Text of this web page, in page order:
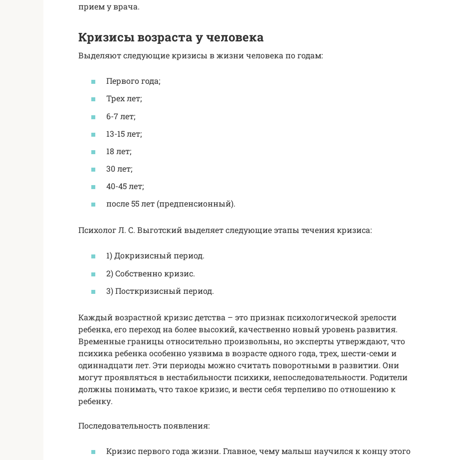
прием у врача.
Кризисы возраста у человека
Выделяют следующие кризисы в жизни человека по годам:
Первого года;
Трех лет;
6-7 лет;
13-15 лет;
18 лет;
30 лет;
40-45 лет;
после 55 лет (предпенсионный).
Психолог Л. С. Выготский выделяет следующие этапы течения кризиса:
1) Докризисный период.
2) Собственно кризис.
3) Посткризисный период.
Каждый возрастной кризис детства – это признак психологической зрелости
ребенка, его переход на более высокий, качественно новый уровень развития.
Временные границы относительно произвольны, но эксперты утверждают, что
психика ребенка особенно уязвима в возрасте одного года, трех, шести-семи и
одиннадцати лет. Эти периоды можно считать поворотными в развитии. Они
могут проявляться в нестабильности психики, непоследовательности. Родители
должны понимать, что такое кризис, и вести себя терпеливо по отношению к
ребенку.
Последовательность появления:
Кризис первого года жизни. Главное, чему малыш научился к концу этого